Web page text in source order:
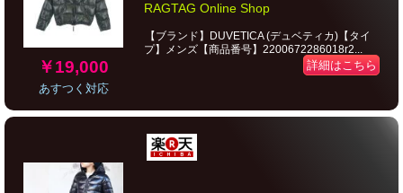
￥19,000
あすつく対応
RAGTAG Online Shop
【ブランド】DUVETICA (デュベティカ)【タイ
プ】メンズ【商品番号】2200672286018r2...
詳細はこちら